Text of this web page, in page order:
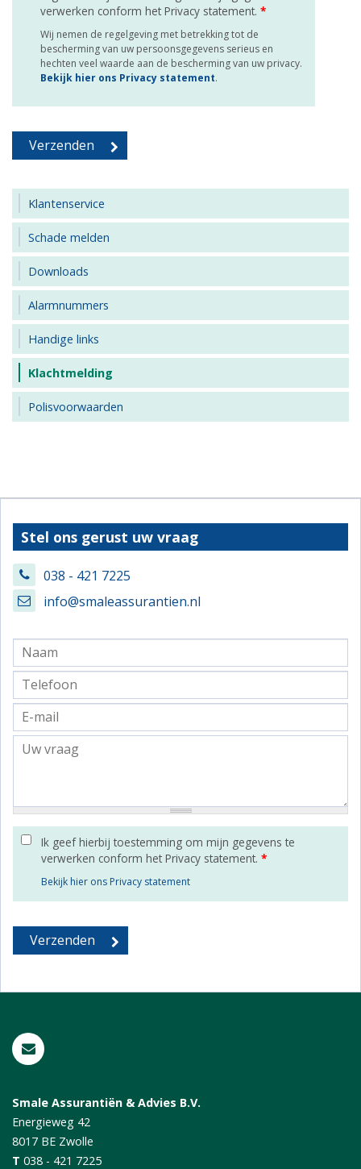
verwerken conform het Privacy statement. *
Wij nemen de regelgeving met betrekking tot de
bescherming van uw persoonsgegevens serieus en
hechten veel waarde aan de bescherming van uw privacy.
Bekijk hier ons Privacy statement.
Klantenservice
Schade melden
Downloads
Alarmnummers
Handige links
Klachtmelding
Polisvoorwaarden
Stel ons gerust uw vraag
038 - 421 7225
info@smaleassurantien.nl
Ik geef hierbij toestemming om mijn gegevens te
verwerken conform het Privacy statement. *
Bekijk hier ons Privacy statement
Smale Assurantiën & Advies B.V.
Energieweg 42
8017 BE Zwolle
T 038 - 421 7225